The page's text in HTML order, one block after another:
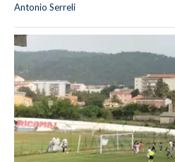
Antonio Serreli